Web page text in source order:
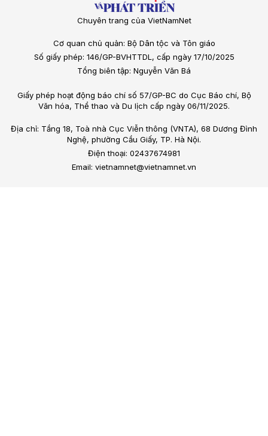
Chuyên trang của VietNamNet
Cơ quan chủ quản: Bộ Dân tộc và Tôn giáo
Số giấy phép: 146/GP-BVHTTDL, cấp ngày 17/10/2025
Tổng biên tập: Nguyễn Văn Bá
Giấy phép hoạt động báo chí số 57/GP-BC do Cục Báo chí, Bộ
Văn hóa, Thể thao và Du lịch cấp ngày 06/11/2025.
Địa chỉ: Tầng 18, Toà nhà Cục Viễn thông (VNTA), 68 Dương Đình
Nghệ, phường Cầu Giấy, TP. Hà Nội.
Điện thoại: 02437674981
Email: vietnamnet@vietnamnet.vn